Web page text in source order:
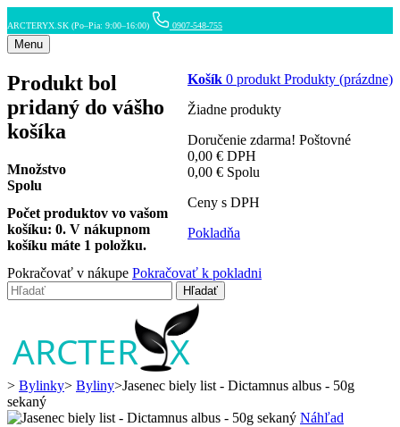
ARCTERYX.SK (Po–Pia: 9:00–16:00) 0907-548-755
Menu
Košík 0 produkt Produkty (prázdne)
Žiadne produkty
Doručenie zdarma! Poštovné
0,00 € DPH
0,00 € Spolu
Ceny s DPH
Pokladňa
Produkt bol
pridaný do vášho
košíka
Množstvo
Spolu
Počet produktov vo vašom
košíku: 0. V nákupnom
košíku máte 1 položku.
Pokračovať v nákupe Pokračovať k pokladni
Hľadať
> Bylinky> Byliny>Jasenec biely list - Dictamnus albus - 50g
sekaný
Náhľad